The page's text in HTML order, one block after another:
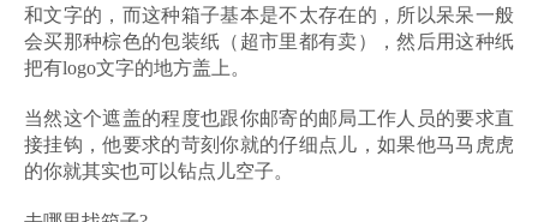
和文字的，而这种箱子基本是不太存在的，所以呆呆一般
会买那种棕色的包装纸（超市里都有卖），然后用这种纸
把有logo文字的地方盖上。
当然这个遮盖的程度也跟你邮寄的邮局工作人员的要求直
接挂钩，他要求的苛刻你就的仔细点儿，如果他马马虎虎
的你就其实也可以钻点儿空子。